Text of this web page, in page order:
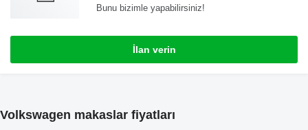
Bunu bizimle yapabilirsiniz!
İlan verin
Volkswagen makaslar fiyatları